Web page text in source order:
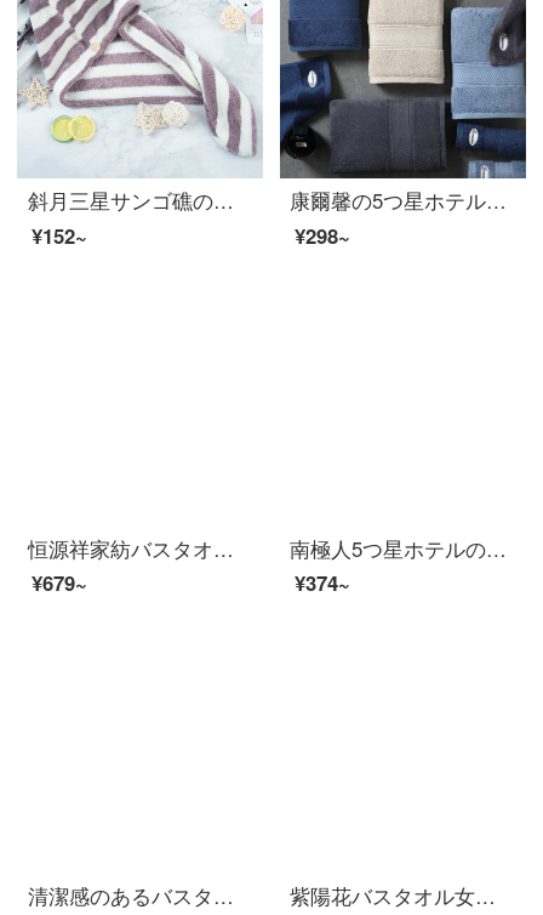
斜月三星サンゴ礁のストライプの髪の帽子が超柔らかい吸水タオル女史の髪に巻いたスカーフ紫色の縞模様の乾燥帽です。
¥152~
康爾馨の5つ星ホテルのタオルの純綿は顔を洗ってタオルの全綿の大人を吸い込んで厚いティッシュの紳士のほこりの75*34 cmの150 gをプラスします。
¥298~
恒源祥家紡バスタオルセット厚い全綿A類抗菌ベビーバスタオル吸水通気性大人純綿セットデジタル子供服-白いバスタオル*1
¥679~
南極人5つ星ホテルのバスタオルの純綿大人男女が厚いタオルを追加しました。カップル全綿が柔らかくて水を吸い込みます。バスタオルの速さは乾毛オースティンが落ちません。経典の白さは約70*140 cmです。
¥374~
清潔感のあるバスタオル純綿家庭用男女全綿に厚い抗菌力を加え、吸水速乾風呂大巾水晶粉（A類標準/長い綿毛/ドイツ司馬3 A級抗菌）
紫陽花バスタオル女性夏2021新型家庭用は吸水速乾三点セットの可愛いカップル用の美しいガールペアです。